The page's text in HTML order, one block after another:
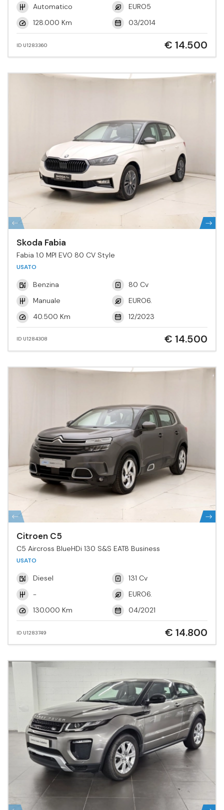
Automatico
EURO5
128.000 Km
03/2014
ID U1283360 € 14.500
Skoda Fabia
Fabia 1.0 MPI EVO 80 CV Style
USATO
Benzina
80 Cv
Manuale
EURO6.
40.500 Km
12/2023
ID U1284308 € 14.500
Citroen C5
C5 Aircross BlueHDi 130 S&S EAT8 Business
USATO
Diesel
131 Cv
-
EURO6.
130.000 Km
04/2021
ID U1283749 € 14.800